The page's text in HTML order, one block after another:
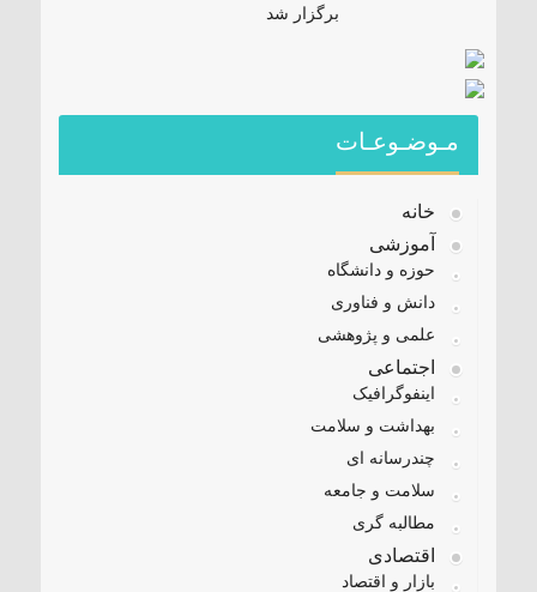
برگزار شد
مـوضـوعـات
خانه
آموزشی
حوزه و دانشگاه
دانش و فناوری
علمی و پژوهشی
اجتماعی
اینفوگرافیک
بهداشت و سلامت
چندرسانه ای
سلامت و جامعه
مطالبه گری
اقتصادی
بازار و اقتصاد